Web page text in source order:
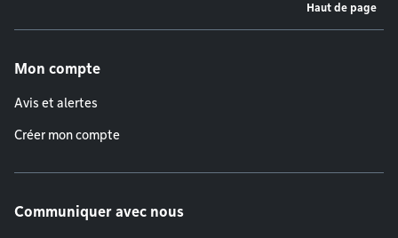
Haut de page
Mon compte
Avis et alertes
Créer mon compte
Communiquer avec nous